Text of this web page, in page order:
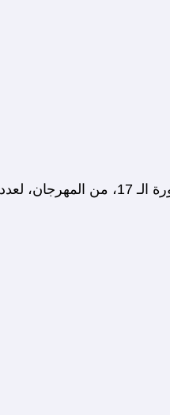
كشف المهرجان القومي للمسرح المصري، برئاسة